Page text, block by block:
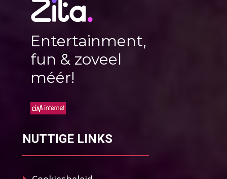
Entertainment,
fun & zoveel
méér!
NUTTIGE LINKS